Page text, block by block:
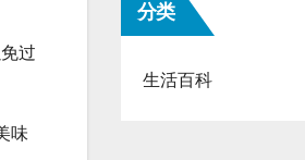
过
味
分类
生活百科